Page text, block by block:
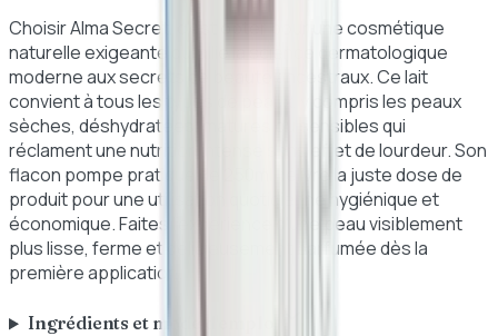
Choisir Alma Secret, c'est opter pour une cosmétique
naturelle exigeante qui allie la science dermatologique
moderne aux secrets de beauté ancestraux. Ce lait
convient à tous les types de peaux, y compris les peaux
sèches, déshydratées, matures ou sensibles qui
réclament une nutrition intense sans effet de lourdeur. Son
flacon pompe pratique de 250ml délivre la juste dose de
produit pour une utilisation quotidienne hygiénique et
économique. Faites l'expérience d'une peau visiblement
plus lisse, ferme et délicieusement parfumée dès la
première application.
Ingrédients et mode d'emploi